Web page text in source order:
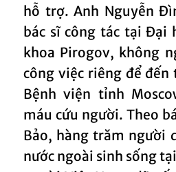
hỗ trợ. Anh Nguyễn
bác sĩ công tác tại Đại
khoa Pirogov, không
công việc riêng để
Bệnh viện tỉnh
máu cứu người. Theo
Bảo, hàng trăm người
nước ngoài sinh sống